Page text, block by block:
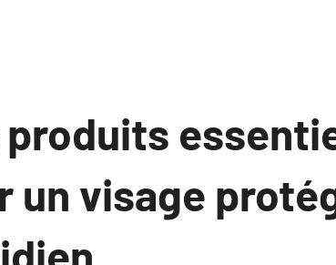
un visage